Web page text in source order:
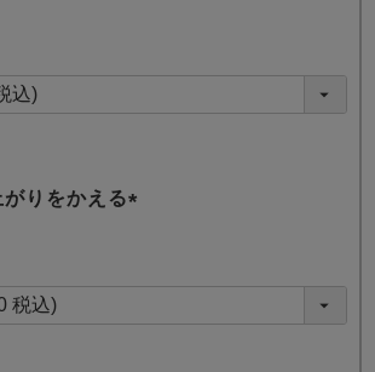
須
)
がりをかえる
須
)